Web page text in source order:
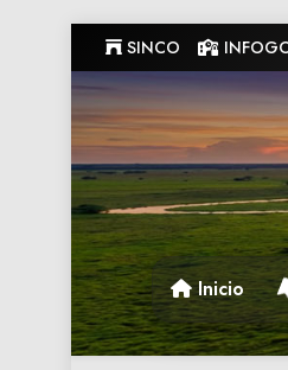
to
content
SINCO
Gobernacion de
Inicio